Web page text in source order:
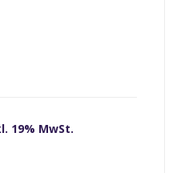
19% MwSt.